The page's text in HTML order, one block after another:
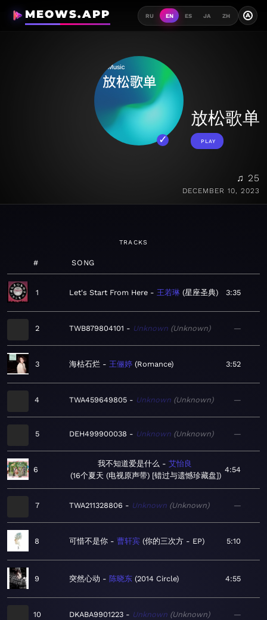
MEOWS.APP RU EN ES JA ZH A
放松歌单
PLAY
♫ 25
DECEMBER 10, 2023
TRACKS
# SONG
1 Let's Start From Here 王若琳 星座圣典 3:35
2 TWB879804101 Unknown Unknown —
3 海枯石烂 王俪婷 Romance 3:52
4 TWA459649805 Unknown Unknown —
5 DEH499900038 Unknown Unknown —
6
我不知道爱是什么
艾怡良
16个夏天 (电视原声带) [错过与遗憾珍藏盘]
4:54
7 TWA211328806 Unknown Unknown —
8 可惜不是你 曹轩宾 你的三次方 - EP 5:10
9 突然心动 陈晓东 2014 Circle 4:55
10 DKABA9901223 Unknown Unknown —